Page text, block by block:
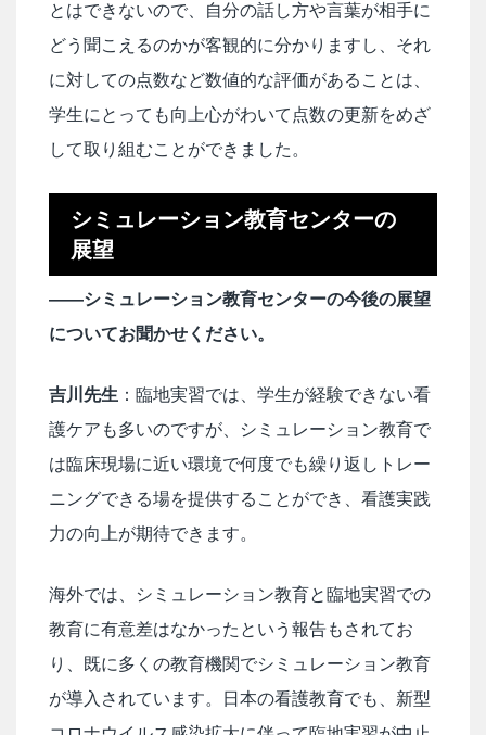
とはできないので、自分の話し方や言葉が相手に
どう聞こえるのかが客観的に分かりますし、それ
に対しての点数など数値的な評価があることは、
学生にとっても向上心がわいて点数の更新をめざ
して取り組むことができました。
シミュレーション教育センターの
展望
――シミュレーション教育センターの今後の展望
についてお聞かせください。
吉川先生 ：臨地実習では、学生が経験できない看
護ケアも多いのですが、シミュレーション教育で
は臨床現場に近い環境で何度でも繰り返しトレー
ニングできる場を提供することができ、看護実践
力の向上が期待できます。
海外では、シミュレーション教育と臨地実習での
教育に有意差はなかったという報告もされてお
り、既に多くの教育機関でシミュレーション教育
が導入されています。日本の看護教育でも、新型